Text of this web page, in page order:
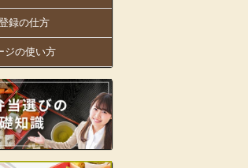
め、地域の仕出しやロ
のお弁当などを手掛け
しみいただけます。
いお弁当をご提供し、
お届けします。
ちらから!
録の仕方
ジの使い方